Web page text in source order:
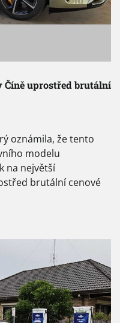
Číně uprostřed brutální
oznámila, že tento
modelu
na největší
brutální cenové